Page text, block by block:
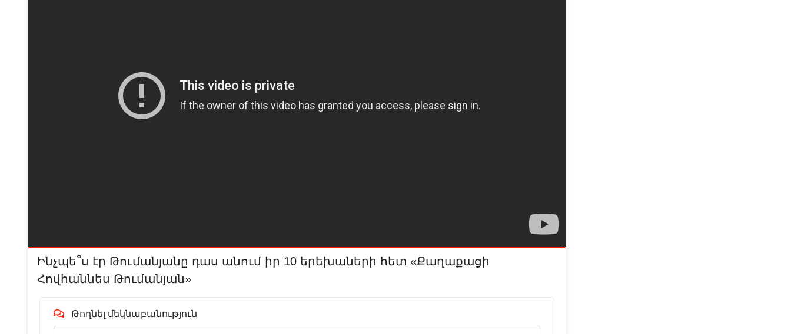
Ինչպե՞ս էր Թումանյանը դաս անում իր 10 երեխաների հետ «Քաղաքացի
Հովհաննես Թումանյան»
Թողնել մեկնաբանություն